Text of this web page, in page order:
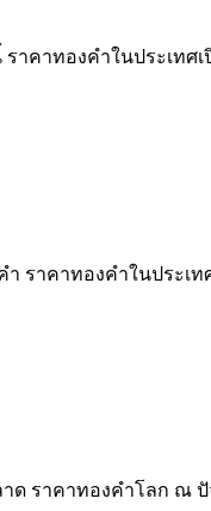
าคาทองคำในประเท
ราคาทองคำในประ
ราคาทองคำโลก ณ